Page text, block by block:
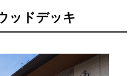
ッドデッキ